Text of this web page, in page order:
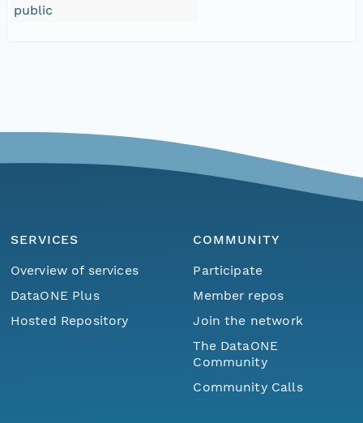
public
SERVICES
Overview of services
DataONE Plus
Hosted Repository
COMMUNITY
Participate
Member repos
Join the network
The DataONE
Community
Community Calls